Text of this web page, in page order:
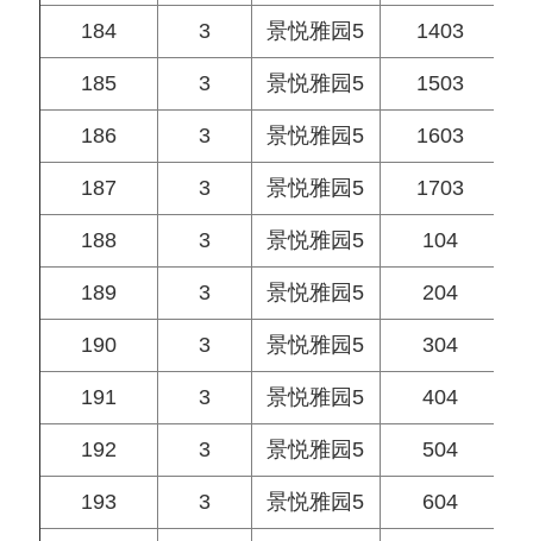
184 3 景悦雅园5 1403
185 3 景悦雅园5 1503
186 3 景悦雅园5 1603
187 3 景悦雅园5 1703
188 3 景悦雅园5 104
189 3 景悦雅园5 204
190 3 景悦雅园5 304
191 3 景悦雅园5 404
192 3 景悦雅园5 504
193 3 景悦雅园5 604